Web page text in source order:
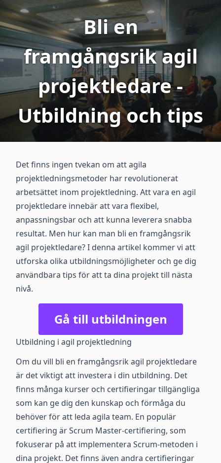
Bli en
framgångsrik agil
projektledare -
Utbildning och tips
Det finns ingen tvekan om att agila
projektledningsmetoder har revolutionerat
arbetsättet inom projektledning. Att vara en agil
projektledare innebär att vara flexibel,
anpassningsbar och att kunna leverera snabba
resultat. Men hur kan man bli en framgångsrik
agil projektledare? I denna artikel kommer vi att
utforska olika utbildningsmöjligheter och ge dig
användbara tips för att ta dina projekt till nästa
nivå.
Gå till utbildningen
Utbildning i agil projektledning
Om du vill bli en framgångsrik agil projektledare
är det viktigt att investera i din utbildning. Det
finns många kurser och certifieringar tillgängliga
som kan ge dig den kunskap och förmåga du
behöver för att leda agila team. En populär
certifiering är Scrum Master-certifiering, som
fokuserar på att implementera Scrum-metoden i
dina projekt. Det finns även andra certifieringar